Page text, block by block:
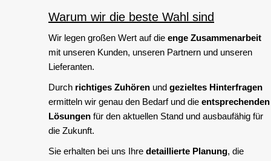
Warum wir die beste Wahl sind
Wir legen großen Wert auf die enge Zusammenarbeit
mit unseren Kunden, unseren Partnern und unseren
Lieferanten.
Durch richtiges Zuhören und gezieltes Hinterfragen
ermitteln wir genau den Bedarf und die entsprechenden
Lösungen für den aktuellen Stand und ausbaufähig für
die Zukunft.
Sie erhalten bei uns Ihre detaillierte Planung, die